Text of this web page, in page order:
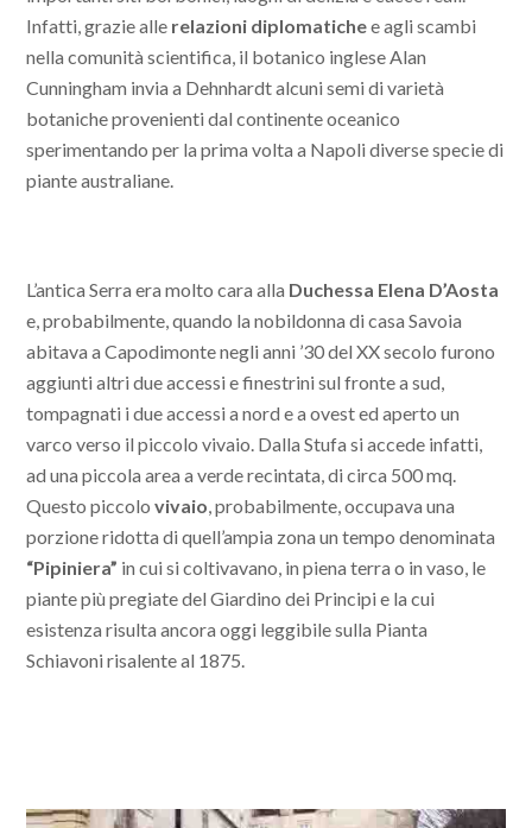
Infatti, grazie alle relazioni diplomatichee agli scambi
nella comunità scientifica, il botanico inglese Alan
Cunningham invia a Dehnhardt alcuni semi di varietà
botaniche provenienti dal continente oceanico
sperimentando per la prima volta a Napoli diverse specie di
piante australiane.
L’antica Serra era molto cara alla Duchessa Elena D’Aosta
e, probabilmente, quando la nobildonna di casa Savoia
abitava a Capodimonte negli anni ’30 del XX secolo furono
aggiunti altri due accessi e finestrini sul fronte a sud,
tompagnati i due accessi a nord e a ovest ed aperto un
varco verso il piccolo vivaio. Dalla Stufa si accede infatti,
ad una piccola area a verde recintata, di circa 500 mq.
Questo piccolovivaio , probabilmente, occupava una
porzione ridotta di quell’ampia zona un tempo denominata
“Pipiniera” in cui si coltivavano, in piena terra o in vaso, le
piante più pregiate del Giardino dei Principi e la cui
esistenza risulta ancora oggi leggibile sulla Pianta
Schiavoni risalente al 1875.